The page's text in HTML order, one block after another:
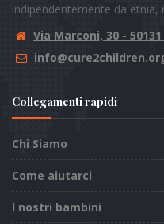
indipendentemente da
Via Marconi, 30 -
Collegamenti rapidi
Chi Siamo
Come aiutarci
I nostri bambini